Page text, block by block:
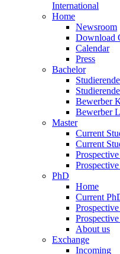
International
Home
Newsroom
Download
Calendar
Press
Bachelor
Bewerber
Bewerber
Master
Current
Current
PhD
Home
Current
About us
Exchange
Incoming